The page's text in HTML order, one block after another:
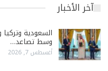
آخر الأخبار
السعودية
وسط تصاعد…
أغسطس 7, 2026